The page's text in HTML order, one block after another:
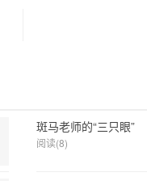
斑马老师的“三只眼”
阅读(8)